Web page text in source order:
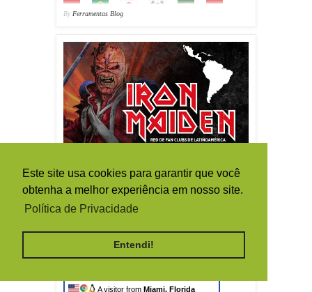
Este site usa cookies para garantir que você
obtenha a melhor experiência em nosso site.
Política de Privacidade
Entendi!
By Ferramentas Blog
A visitor from Miami, Florida